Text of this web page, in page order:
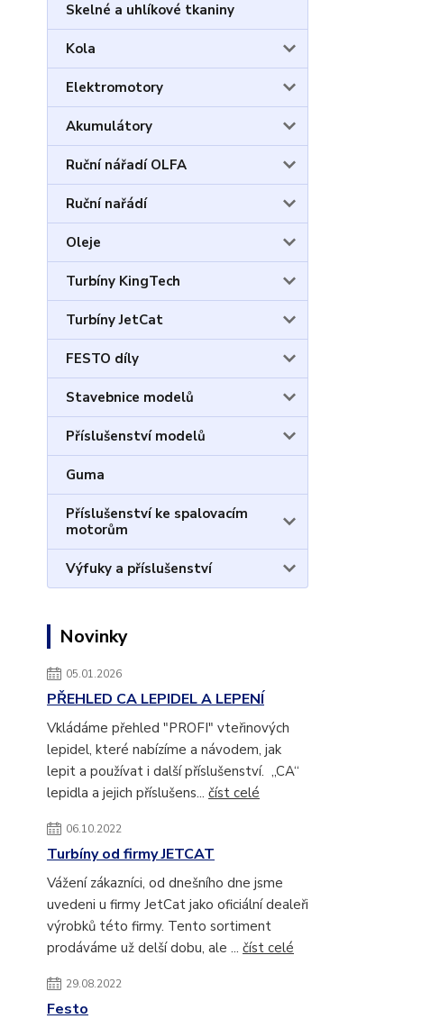
Skelné a uhlíkové tkaniny
Kola
Elektromotory
Akumulátory
Ruční nářadí OLFA
Ruční nařádí
Oleje
Turbíny KingTech
Turbíny JetCat
FESTO díly
Stavebnice modelů
Příslušenství modelů
Guma
Příslušenství ke spalovacím
motorům
Výfuky a příslušenství
Novinky
05.01.2026
PŘEHLED CA LEPIDEL A LEPENÍ
Vkládáme přehled "PROFI" vteřinových
lepidel, které nabízíme a návodem, jak
lepit a používat i další příslušenství. „CA“
lepidla a jejich příslušens... číst celé
06.10.2022
Turbíny od firmy JETCAT
Vážení zákazníci, od dnešního dne jsme
uvedeni u firmy JetCat jako oficiální dealeři
výrobků této firmy. Tento sortiment
prodáváme už delší dobu, ale ... číst celé
29.08.2022
Festo